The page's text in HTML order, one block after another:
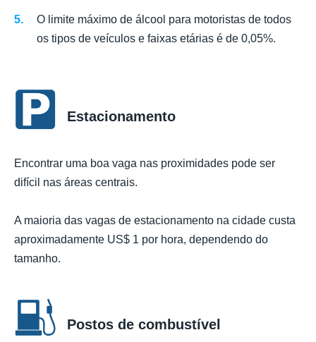
O limite máximo de álcool para motoristas de todos
os tipos de veículos e faixas etárias é de 0,05%.
Estacionamento
Encontrar uma boa vaga nas proximidades pode ser
difícil nas áreas centrais.
A maioria das vagas de estacionamento na cidade custa
aproximadamente US$ 1 por hora, dependendo do
tamanho.
Postos de combustível